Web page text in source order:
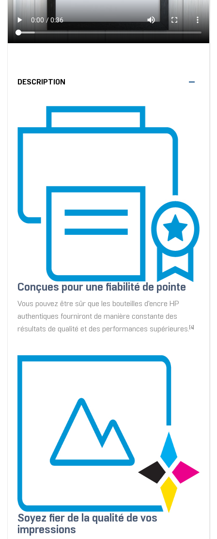
DESCRIPTION
Conçues pour une fiabilité de pointe
Vous pouvez être sûr que les bouteilles d'encre HP
authentiques fourniront de manière constante des
résultats de qualité et des performances supérieures. [4]
Soyez fier de la qualité de vos
impressions